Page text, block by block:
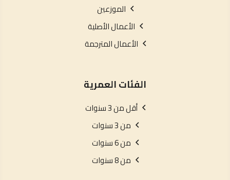
الموزعين
الأعمال الأصلية
الأعمال المترجمة
الفئات العمرية
أقل من 3 سنوات
من 3 سنوات
من 6 سنوات
من 8 سنوات